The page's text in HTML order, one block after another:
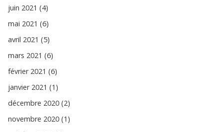
juin 2021 (4)
mai 2021 (6)
avril 2021 (5)
mars 2021 (6)
février 2021 (6)
janvier 2021 (1)
décembre 2020 (2)
novembre 2020 (1)